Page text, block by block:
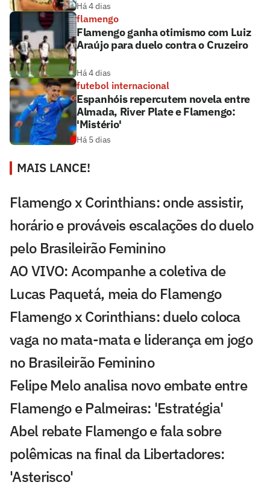
Há 4 dias
flamengo
Flamengo ganha otimismo com Luiz
Araújo para duelo contra o Cruzeiro
Há 4 dias
futebol internacional
Espanhóis repercutem novela entre
Almada, River Plate e Flamengo:
'Mistério'
Há 5 dias
MAIS LANCE!
Flamengo x Corinthians: onde assistir,
horário e prováveis escalações do duelo
pelo Brasileirão Feminino
AO VIVO: Acompanhe a coletiva de
Lucas Paquetá, meia do Flamengo
Flamengo x Corinthians: duelo coloca
vaga no mata-mata e liderança em jogo
no Brasileirão Feminino
Felipe Melo analisa novo embate entre
Flamengo e Palmeiras: 'Estratégia'
Abel rebate Flamengo e fala sobre
polêmicas na final da Libertadores:
'Asterisco'